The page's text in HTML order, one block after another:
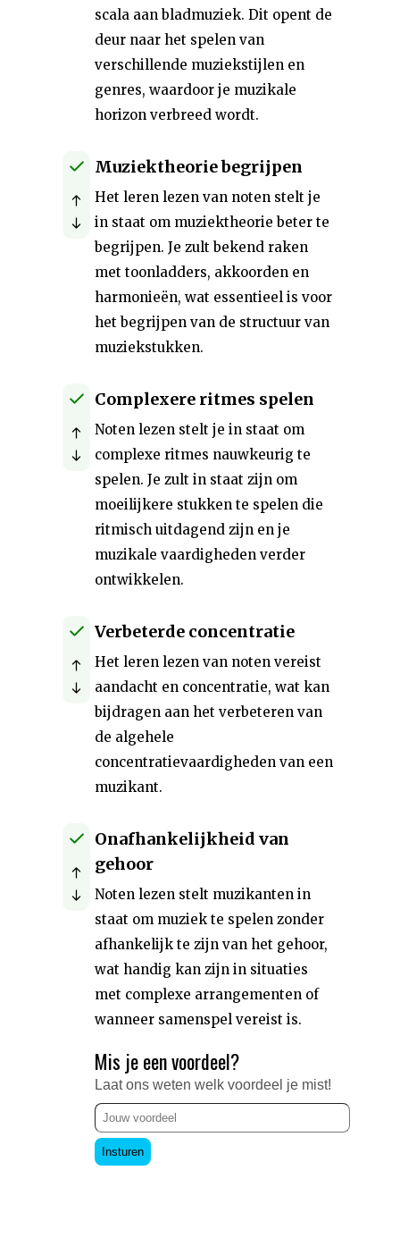
scala aan bladmuziek. Dit opent de
deur naar het spelen van
verschillende muziekstijlen en
genres, waardoor je muzikale
horizon verbreed wordt.
Muziektheorie begrijpen
Het leren lezen van noten stelt je
in staat om muziektheorie beter te
begrijpen. Je zult bekend raken
met toonladders, akkoorden en
harmonieën, wat essentieel is voor
het begrijpen van de structuur van
muziekstukken.
Complexere ritmes spelen
Noten lezen stelt je in staat om
complexe ritmes nauwkeurig te
spelen. Je zult in staat zijn om
moeilijkere stukken te spelen die
ritmisch uitdagend zijn en je
muzikale vaardigheden verder
ontwikkelen.
Verbeterde concentratie
Het leren lezen van noten vereist
aandacht en concentratie, wat kan
bijdragen aan het verbeteren van
de algehele
concentratievaardigheden van een
muzikant.
Onafhankelijkheid van
gehoor
Noten lezen stelt muzikanten in
staat om muziek te spelen zonder
afhankelijk te zijn van het gehoor,
wat handig kan zijn in situaties
met complexe arrangementen of
wanneer samenspel vereist is.
Mis je een voordeel?
Laat ons weten welk voordeel je mist!
Insturen